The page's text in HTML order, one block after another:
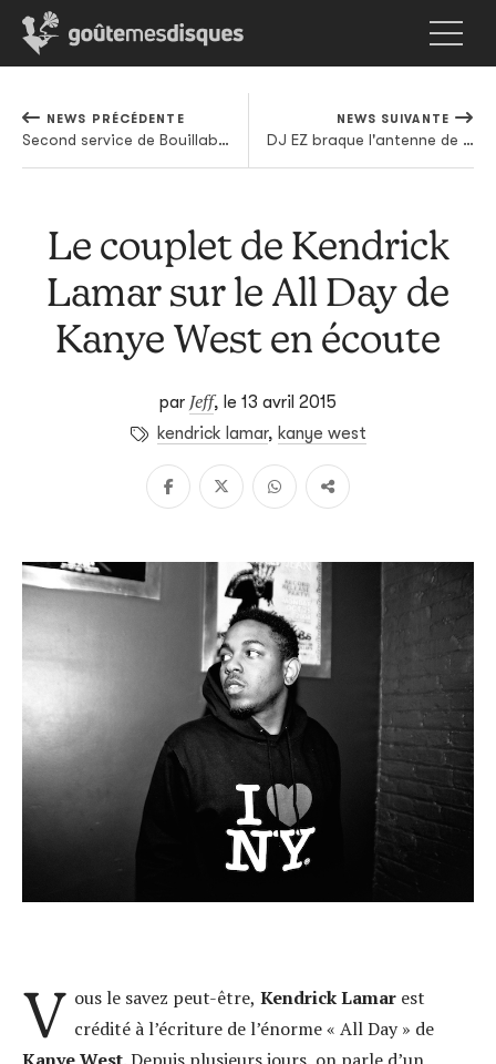
NEWS PRÉCÉDENTE
Second service de Bouillabaisse pour Tous Salopards
NEWS SUIVANTE
DJ EZ braque l'antenne de la BBC avec son Essential Mix
Le couplet de Kendrick
Lamar sur le All Day de
Kanye West en écoute
par Jeff, le 13 avril 2015
kendrick lamar, kanye west
V ous le savez peut-être, Kendrick Lamar est
crédité à l’écriture de l’énorme « All Day » de